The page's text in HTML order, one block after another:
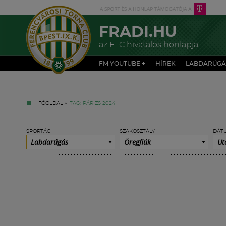
FRADI.HU
az FTC hivatalos honlapja
FM YOUTUBE + HÍREK
FŐOLDAL » TAG: PÁRIZS 2024
SPORTÁG
Labdarúgás
SZAKOSZTÁLY
Öregfiúk